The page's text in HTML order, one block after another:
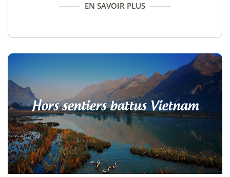
EN SAVOIR PLUS
Hors sentiers battus Vietnam